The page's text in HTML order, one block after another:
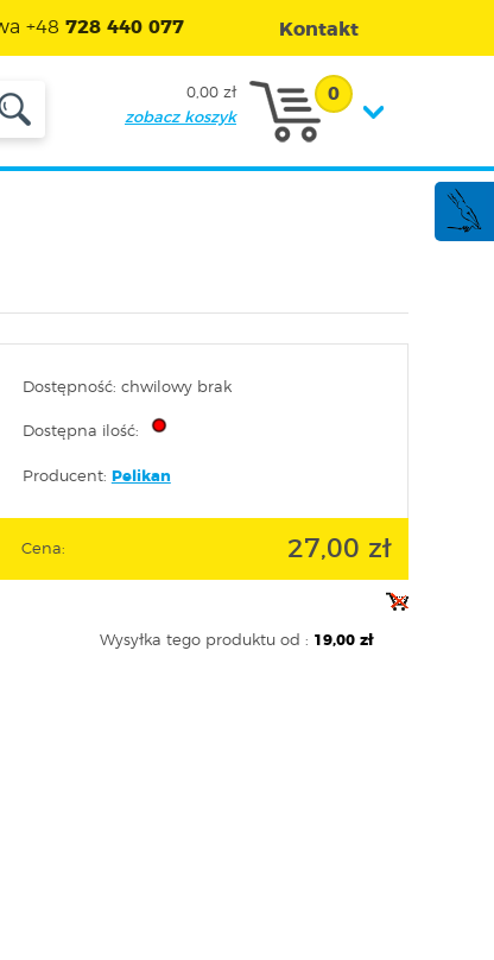
+48 728 440 077 Kontakt
0,00 zł
zobacz koszyk
0
Dostępność: chwilowy brak
Dostępna ilość:
Producent: Pelikan
Cena: 27,00 zł
Wysyłka tego produktu od : 19,00 zł